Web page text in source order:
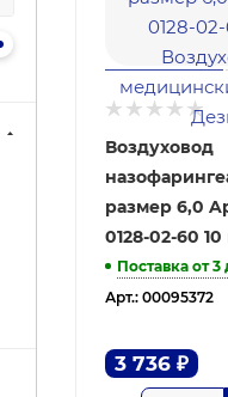
Воздуховод
размер 6,0
0128-02-60
Поставка от 3
Арт.: 00095372
3 736 ₽